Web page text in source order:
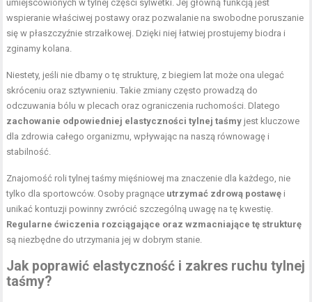
umiejscowionych w tylnej części sylwetki. Jej główną funkcją jest
wspieranie właściwej postawy oraz pozwalanie na swobodne poruszanie
się w płaszczyźnie strzałkowej. Dzięki niej łatwiej prostujemy biodra i
zginamy kolana.
Niestety, jeśli nie dbamy o tę strukturę, z biegiem lat może ona ulegać
skróceniu oraz sztywnieniu. Takie zmiany często prowadzą do
odczuwania bólu w plecach oraz ograniczenia ruchomości. Dlatego
zachowanie odpowiedniej elastyczności tylnej taśmy jest kluczowe
dla zdrowia całego organizmu, wpływając na naszą równowagę i
stabilność.
Znajomość roli tylnej taśmy mięśniowej ma znaczenie dla każdego, nie
tylko dla sportowców. Osoby pragnące utrzymać zdrową postawę i
unikać kontuzji powinny zwrócić szczególną uwagę na tę kwestię.
Regularne ćwiczenia rozciągające oraz wzmacniające tę strukturę
są niezbędne do utrzymania jej w dobrym stanie.
Jak poprawić elastyczność i zakres ruchu tylnej
taśmy?